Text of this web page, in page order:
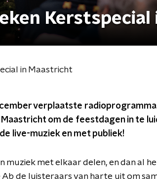
in Maastricht
verplaatste
om de feestdagen in te
live-muziek en met publiek!
muziek met elkaar delen, en dan al
Ab de luisteraars van harte uit om